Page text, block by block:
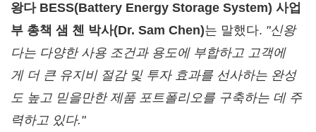
왕다BESS(Battery Energy Storage System) 사업
부 총책 샘 첸 박사(Dr. Sam Chen)는 말했다. "신왕
다는 다양한 사용 조건과 용도에 부합하고 고객에
게 더 큰 유지비 절감 및 투자 효과를 선사하는 완성
도 높고 믿을만한 제품 포트폴리오를 구축하는 데 주
력하고 있다."